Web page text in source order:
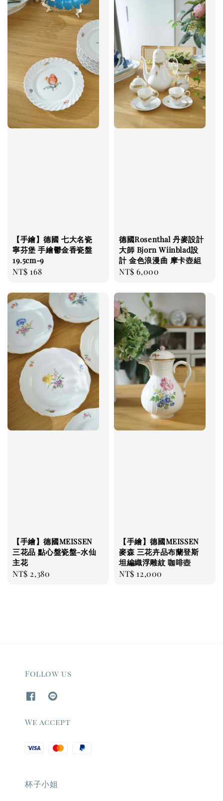
【手繪】德國 七大名瓷
寧芬堡 手繪鬱金香瓷盤
19.5cm-9
Regular
NT$ 168
德國Rosenthal 丹麥設計
大師 Bjorn Wiinblad設
計 金色浪漫曲 摩卡壺組
Regular
NT$ 6,000
【手繪】德國MEISSEN
三花品 點心盤瓷盤-水仙
主花
Regular
NT$ 2,380
【手繪】德國MEISSEN
麥森 三花卉品布蘭登斯
坦編織浮雕紋 咖啡壺
Regular
NT$ 12,000
Follow us
We accept
杯子小姐